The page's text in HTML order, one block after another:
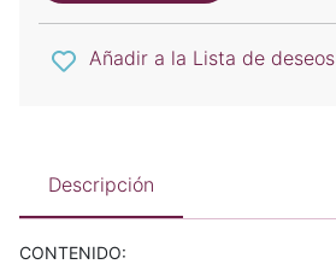
Añadir a la Lista de deseos
Descripción
CONTENIDO: